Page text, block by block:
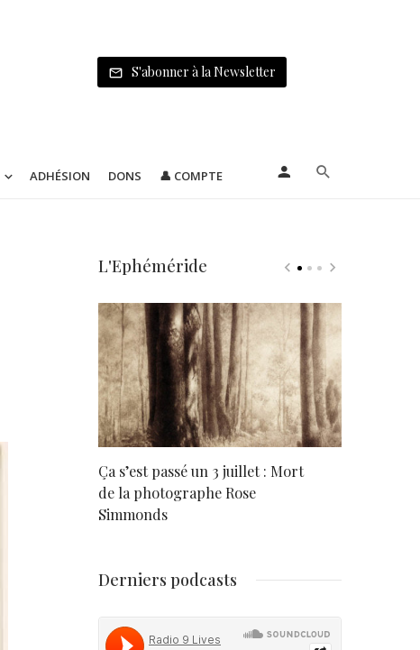
S'abonner à la Newsletter
ADHÉSION DONS 👤 COMPTE
L'Ephéméride
Ça s’est passé un 3 juillet : Mort
de la photographe Rose
Simmonds
Derniers podcasts